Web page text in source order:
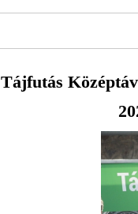
Tájfutás